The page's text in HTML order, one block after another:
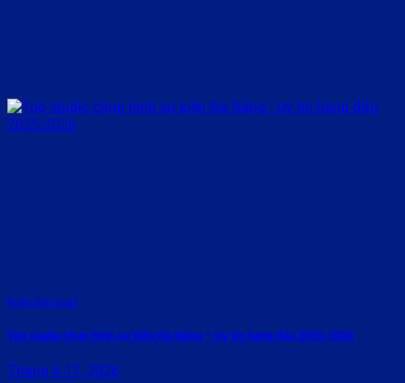
Rate this post
Top studio chụp hình sự kiện Đà Nẵng – Uy tín hàng đầu 2025-2026
Tháng 6 17, 2026